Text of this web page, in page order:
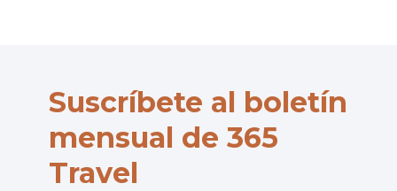
Suscríbete al boletín
mensual de 365
Travel